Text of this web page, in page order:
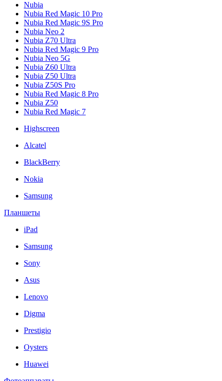
Nubia
Nubia Red Magic 10 Pro
Nubia Red Magic 9S Pro
Nubia Neo 2
Nubia Z70 Ultra
Nubia Red Magic 9 Pro
Nubia Neo 5G
Nubia Z60 Ultra
Nubia Z50 Ultra
Nubia Z50S Pro
Nubia Red Magic 8 Pro
Nubia Z50
Nubia Red Magic 7
Highscreen
Alcatel
BlackBerry
Nokia
Samsung
Планшеты
iPad
Samsung
Sony
Asus
Lenovo
Digma
Prestigio
Oysters
Huawei